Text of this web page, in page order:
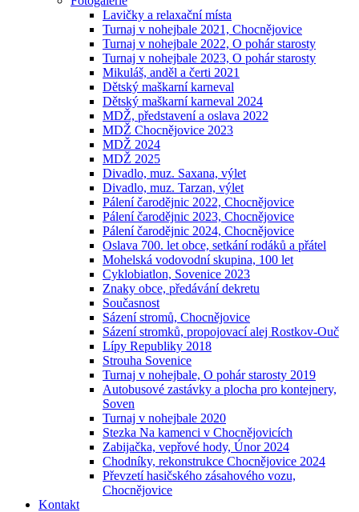
Lavičky a relaxační místa
Turnaj v nohejbale 2021, Chocnějovice
Turnaj v nohejbale 2022, O pohár starosty
Turnaj v nohejbale 2023, O pohár starosty
Mikuláš, anděl a čerti 2021
Dětský maškarní karneval
Dětský maškarní karneval 2024
MDŽ, představení a oslava 2022
MDŽ Chocnějovice 2023
MDŽ 2024
MDŽ 2025
Divadlo, muz. Saxana, výlet
Divadlo, muz. Tarzan, výlet
Pálení čarodějnic 2022, Chocnějovice
Pálení čarodějnic 2023, Chocnějovice
Pálení čarodějnic 2024, Chocnějovice
Oslava 700. let obce, setkání rodáků a přátel
Mohelská vodovodní skupina, 100 let
Cyklobiatlon, Sovenice 2023
Znaky obce, předávání dekretu
Současnost
Sázení stromů, Chocnějovice
Sázení stromků, propojovací alej Rostkov-Ouč
Lípy Republiky 2018
Strouha Sovenice
Turnaj v nohejbale, O pohár starosty 2019
Autobusové zastávky a plocha pro kontejnery,
Soven
Turnaj v nohejbale 2020
Stezka Na kamenci v Chocnějovicích
Zabijačka, vepřové hody, Únor 2024
Chodníky, rekonstrukce Chocnějovice 2024
Převzetí hasičského zásahového vozu,
Chocnějovice
Kontakt